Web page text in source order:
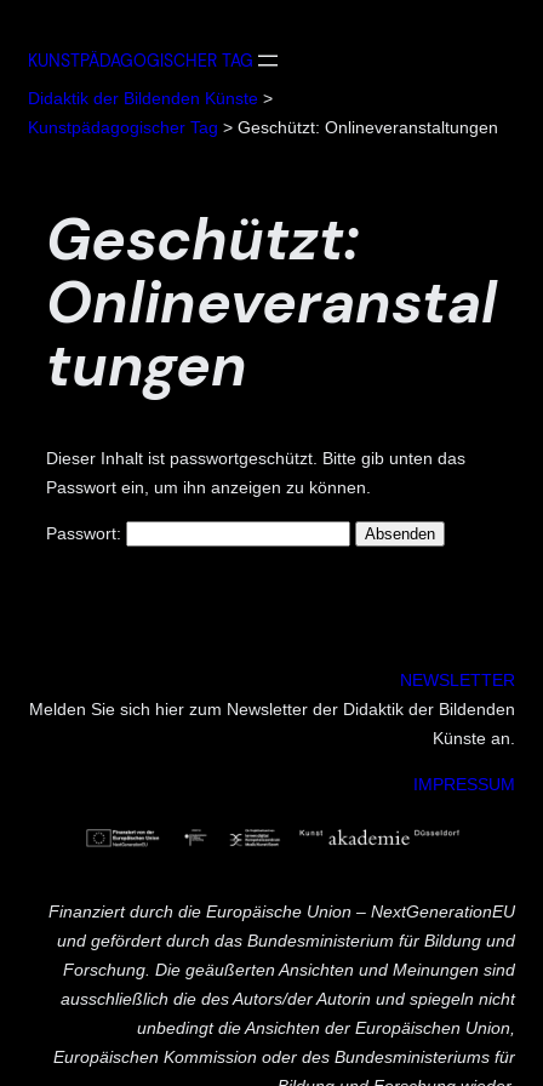
Inhalt
KUNSTPÄDAGOGISCHER TAG
Didaktik der Bildenden Künste >
Kunstpädagogischer Tag > Geschützt: Onlineveranstaltungen
Geschützt:
Onlineveranstal
Tungen
Dieser Inhalt ist passwortgeschützt. Bitte gib unten das
Passwort ein, um ihn anzeigen zu können.
Passwort:
NEWSLETTER
Melden Sie sich hier zum Newsletter der Didaktik der Bildenden
Künste an.
IMPRESSUM
Finanziert durch die Europäische Union – NextGenerationEU
und gefördert durch das Bundesministerium für Bildung und
Forschung. Die geäußerten Ansichten und Meinungen sind
ausschließlich die des Autors/der Autorin und spiegeln nicht
unbedingt die Ansichten der Europäischen Union,
Europäischen Kommission oder des Bundesministeriums für